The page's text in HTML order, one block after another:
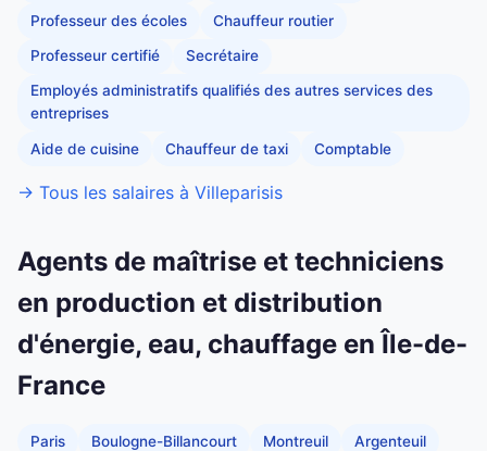
Professeur des écoles Chauffeur routier
Professeur certifié Secrétaire
Employés administratifs qualifiés des autres services des
entreprises
Aide de cuisine Chauffeur de taxi Comptable
→ Tous les salaires à Villeparisis
Agents de maîtrise et techniciens
en production et distribution
d'énergie, eau, chauffage en Île-de-
France
Paris Boulogne-Billancourt Montreuil Argenteuil